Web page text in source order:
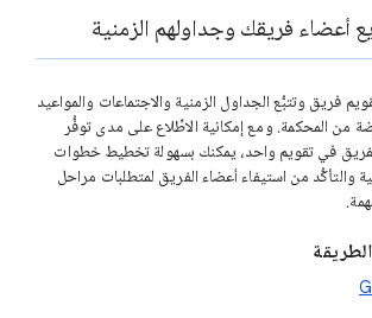
أعضاء فريقك وجداولهم الزمنية
فريق وتتبُّع الجداول الزمنية والاجتماعات والمواعيد
من المحكمة. ومع إمكانية الاطِّلاع على مدى توفُّر
في تقويم واحد، يمكنك بسهولة تخطيط خطوات
والتأكُّد من استيفاء أعضاء الفريق لمتطلبات مراحل